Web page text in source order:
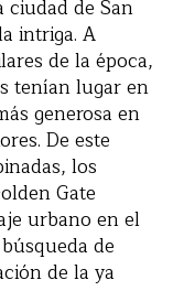
de San
intriga. A
de la época,
tenían lugar en
generosa en
De este
los
Gate
urbano en el
de
de la ya